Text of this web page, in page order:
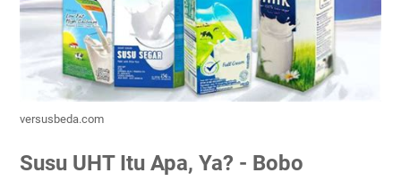
versusbeda.com
Susu UHT Itu Apa, Ya? - Bobo